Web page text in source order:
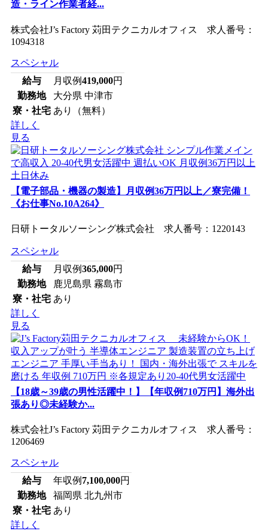
造・ライン作業者経...
株式会社J’s Factory 苅田テクニカルオフィス 求人番号：
1094318
スペシャル
給与
月収例419,000円
勤務地
大分県 中津市
寮・社宅 あり（無料）
詳しく
見る
【電子部品・機器の製造】月収例36万円以上／寮完備！
《お仕事No.10A264》
日研トータルソーシング株式会社 求人番号：1220143
スペシャル
給与
月収例365,000円
勤務地
鹿児島県 霧島市
寮・社宅 あり
詳しく
見る
【18歳～39歳の男性活躍中！】【年収例710万円】海外出
張あり◎未経験か...
株式会社J’s Factory 苅田テクニカルオフィス 求人番号：
1206469
スペシャル
給与
年収例 7,100,000円
勤務地
福岡県 北九州市
寮・社宅 あり
詳しく